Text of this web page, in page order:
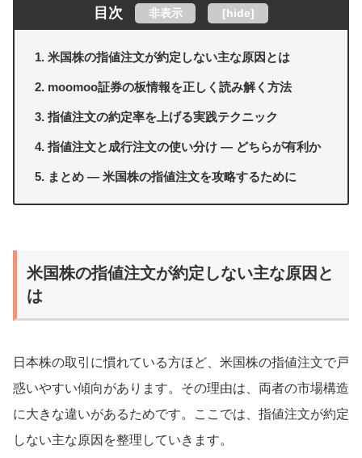
目次 非表示 [hide]
米国株の指値注文が約定しない主な原因とは
moomoo証券の板情報を正しく読み解く方法
指値注文の約定率を上げる実践テクニック
指値注文と成行注文の使い分け ― どちらが有利か
まとめ ― 米国株の指値注文を攻略するために
米国株の指値注文が約定しない主な原因と
は
日本株の取引に慣れている方ほど、米国株の指値注文で戸
惑いやすい傾向があります。その理由は、両者の市場構造
に大きな違いがあるためです。ここでは、指値注文が約定
しない主な原因を整理していきます。